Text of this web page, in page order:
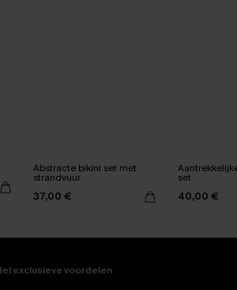
Abstracte bikini set met
strandvuur
37,00 €
set
40,00 €
exclusieve voordelen